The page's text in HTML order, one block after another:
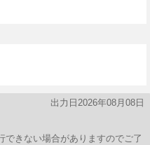
出力日2026年08月08日
きない場合がありますのでご了